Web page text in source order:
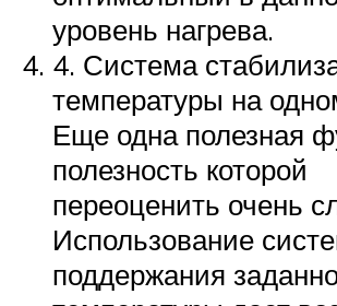
уровень нагрева.
4. Система
температуры на
Еще одна полезная
полезность которой
переоценить очень
Использование
поддержания